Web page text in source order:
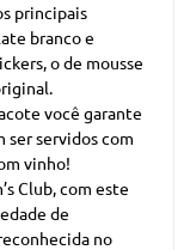
principais
branco e
o de mousse
você garante
ser servidos com
vinho!
Club, com este
de
no